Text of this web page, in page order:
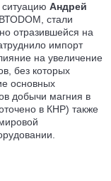
Андрей
стали
отразившейся на
импорт
на увеличение
без которых
основных
добычи магния в
в КНР) также